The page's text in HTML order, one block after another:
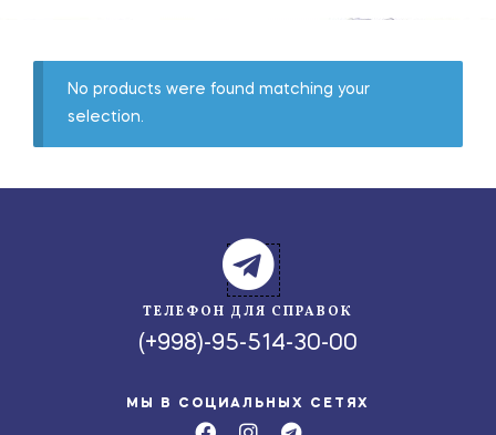
No products were found matching your
selection.
ТЕЛЕФОН ДЛЯ СПРАВОК
(+998)-95-514-30-00
МЫ В СОЦИАЛЬНЫХ СЕТЯХ